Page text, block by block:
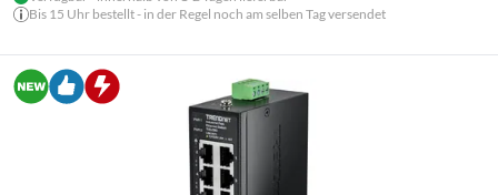
Bis 15 Uhr bestellt - in der Regel noch am selben Tag versendet